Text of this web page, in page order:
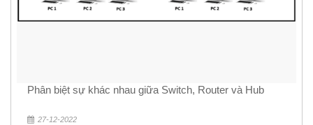
Phân biệt sự khác nhau giữa Switch, Router và Hub
27-12-2022